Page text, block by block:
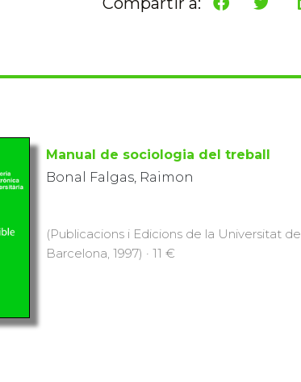
Manual de sociologia del treball
Bonal Falgas, Raimon
(Publicacions i Edicions de la Universitat de
Barcelona, 1997) · 11 €